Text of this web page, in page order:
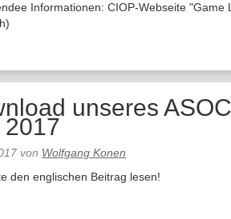
Informationen: CIOP-Webseite
unseres
2017
von Wolfgang Konen
den englischen Beitrag lesen!